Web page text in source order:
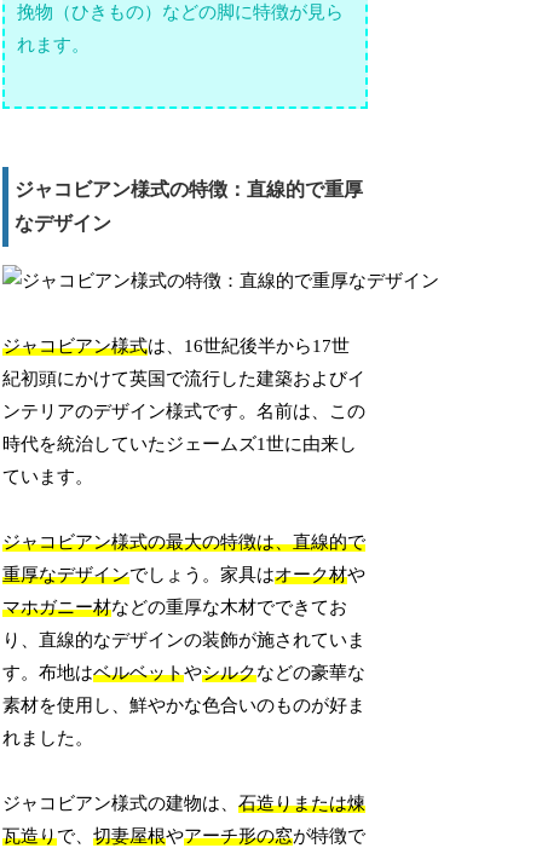
挽物（ひきもの）などの脚に特徴が見ら
れます。
ジャコビアン様式の特徴：直線的で重厚
なデザイン
ジャコビアン様式は、16世紀後半から17世
紀初頭にかけて英国で流行した建築およびイ
ンテリアのデザイン様式です。名前は、この
時代を統治していたジェームズ1世に由来し
ています。
ジャコビアン様式の最大の特徴は、直線的で
重厚なデザインでしょう。家具はオーク材や
マホガニー材などの重厚な木材でできてお
り、直線的なデザインの装飾が施されていま
す。布地はベルベットやシルクなどの豪華な
素材を使用し、鮮やかな色合いのものが好ま
れました。
ジャコビアン様式の建物は、石造りまたは煉
瓦造りで、切妻屋根やアーチ形の窓が特徴で